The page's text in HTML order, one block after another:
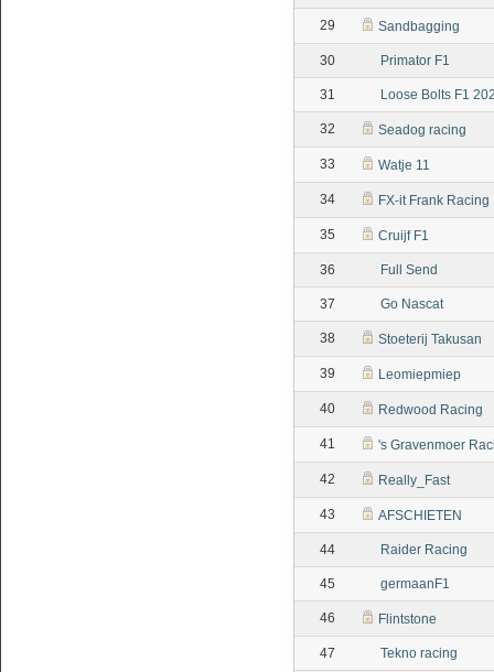
29 Sandbagging
30 Primator F1
31 Loose Bolts F1
32 Seadog racing
33 Watje 11
34 FX-it Frank Racing
35 Cruijf F1
36 Full Send
37 Go Nascat
38 Stoeterij Takusan
39 Leomiepmiep
40 Redwood Racing
41 's Gravenmoer
42 Really_Fast
43 AFSCHIETEN
44 Raider Racing
45 germaanF1
46 Flintstone
47 Tekno racing